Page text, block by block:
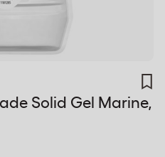
Solid Gel Marine,